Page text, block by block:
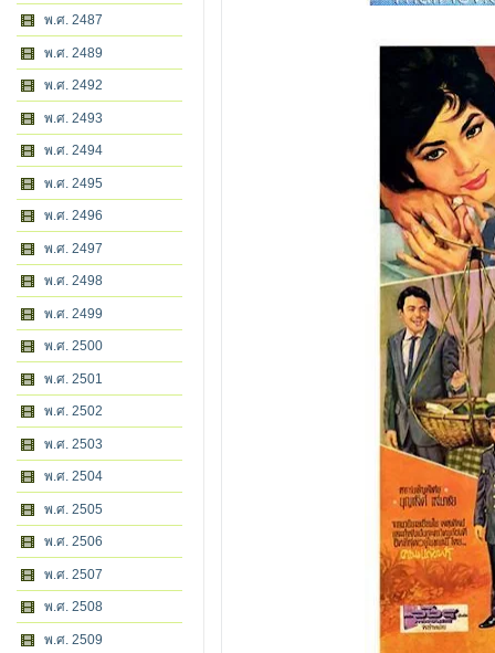
พ.ศ. 2487
พ.ศ. 2489
พ.ศ. 2492
พ.ศ. 2493
พ.ศ. 2494
พ.ศ. 2495
พ.ศ. 2496
พ.ศ. 2497
พ.ศ. 2498
พ.ศ. 2499
พ.ศ. 2500
พ.ศ. 2501
พ.ศ. 2502
พ.ศ. 2503
พ.ศ. 2504
พ.ศ. 2505
พ.ศ. 2506
พ.ศ. 2507
พ.ศ. 2508
พ.ศ. 2509